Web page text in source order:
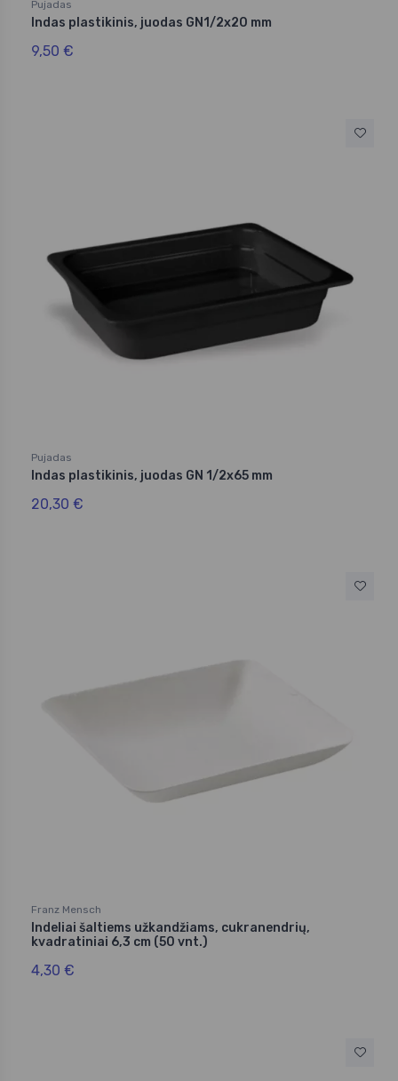
Pujadas
Indas plastikinis, juodas GN1/2x20 mm
9,50 €
Pujadas
Indas plastikinis, juodas GN 1/2x65 mm
20,30 €
Franz Mensch
Indeliai šaltiems užkandžiams, cukranendrių,
kvadratiniai 6,3 cm (50 vnt.)
4,30 €